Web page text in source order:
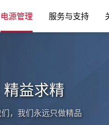
电源管理 服务与支持
益求精
，我们永远只做精品